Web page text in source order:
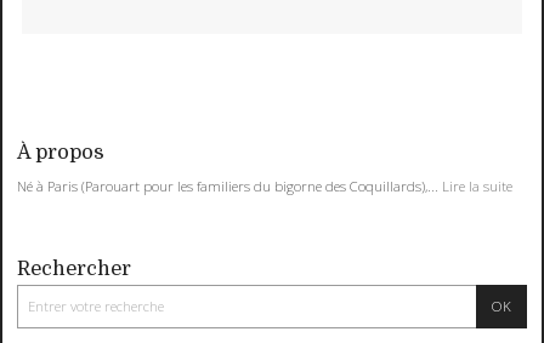
À propos
Né à Paris (Parouart pour les familiers du bigorne des Coquillards),... Lire la suite
Rechercher